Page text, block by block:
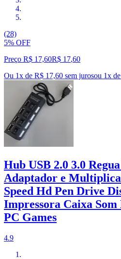
(28)
5% OFF
Preço R$ 17,60R$ 17,60
Ou 1x de R$ 17,60 sem jurosou 1x de
Hub USB 2.0 3.0
Adaptador e
Speed Hd Pen Drive
Impressora Caixa Som
PC Games
4.9